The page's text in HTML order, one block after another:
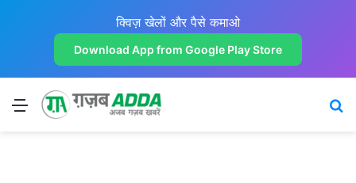
क्विज़ खेलों और पैसे कमाओ
Download App from Google Play Store
Menu